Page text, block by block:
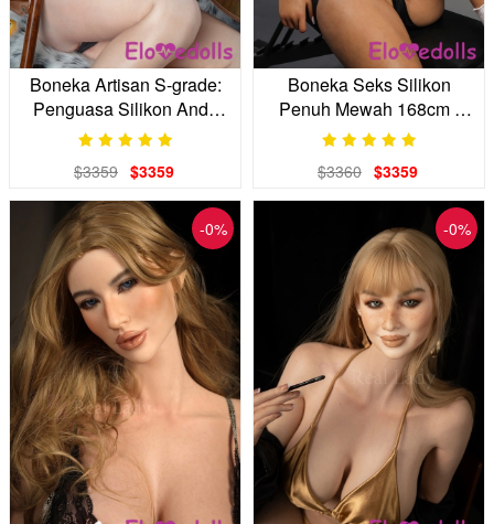
Boneka Artisan S-grade:
Penguasa Silikon Anda
yang Tegas
$3359 $3359
Boneka Seks Silikon
Penuh Mewah 168cm |
Payudara Gel &
$3360 $3359
-0% -0%